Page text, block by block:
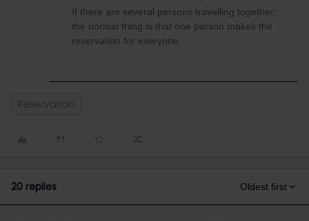
If there are several persons travelling together,
the normal thing is that one person makes the
reservation for everyone.
Reservation
20 replies Oldest first